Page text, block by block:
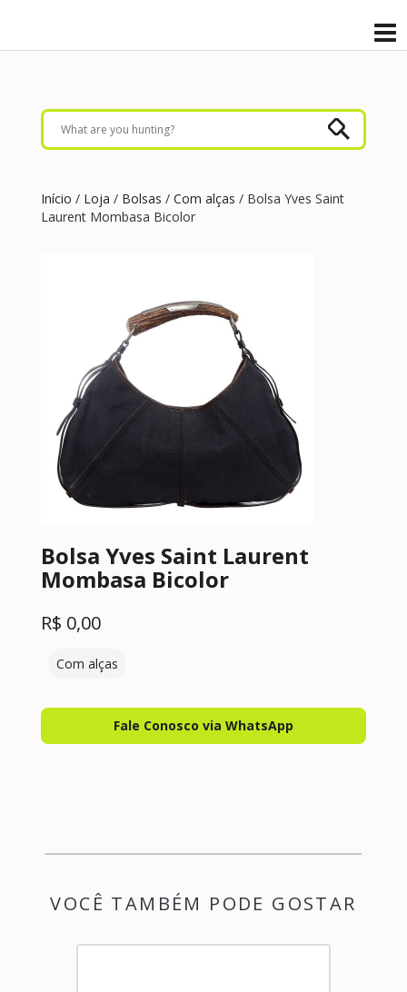
Início / Loja / Bolsas / Com alças / Bolsa Yves Saint
Laurent Mombasa Bicolor
Bolsa Yves Saint Laurent
Mombasa Bicolor
R$ 0,00
Com alças
Fale Conosco via WhatsApp
VOCÊ TAMBÉM PODE GOSTAR